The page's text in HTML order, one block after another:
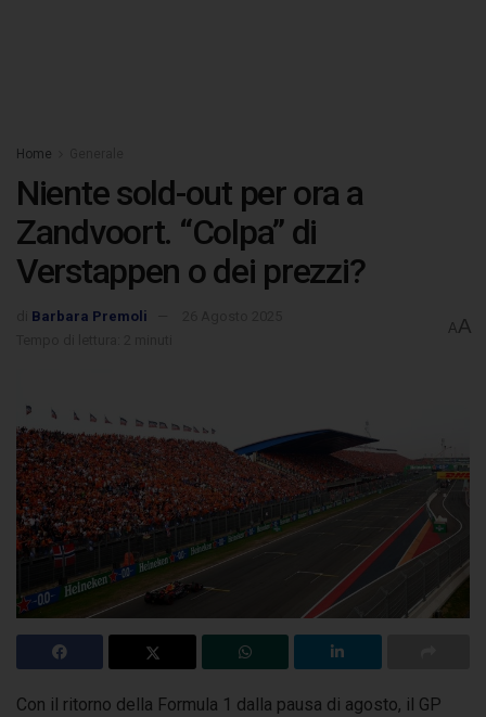
Home
Niente sold-out per ora a
Zandvoort. “Colpa” di
Verstappen o dei prezzi?
Barbara Premoli
AA
Con il ritorno della Formula 1 dalla pausa di agosto, il GP